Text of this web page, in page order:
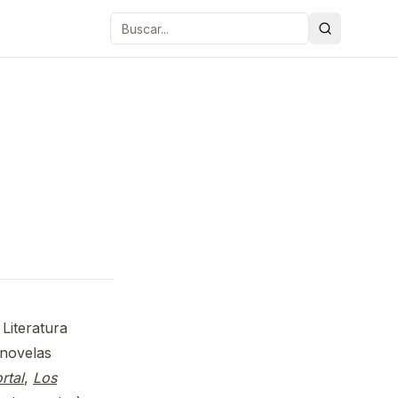
Buscar
, Los